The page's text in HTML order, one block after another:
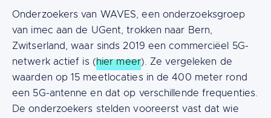
Onderzoekers van WAVES, een onderzoeksgroep
van imec aan de UGent, trokken naar Bern,
Zwitserland, waar sinds 2019 een commerciëel 5G-
netwerk actief is (hier meer). Ze vergeleken de
waarden op 15 meetlocaties in de 400 meter rond
een 5G-antenne en dat op verschillende frequenties.
De onderzoekers stelden vooreerst vast dat wie